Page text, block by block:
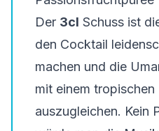
Der 3cl Schuss ist
den Cocktail
machen und die
mit einem tropischen
auszugleichen. Kein